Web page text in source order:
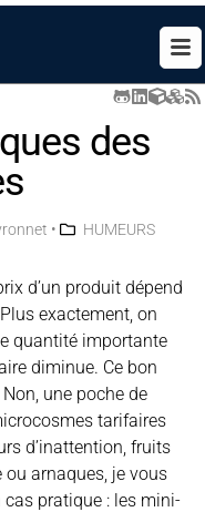
des
• HUMEURS
d’un produit dépend
exactement, on
quantité importante
diminue. Ce bon
une poche de
tarifaires
d’inattention, fruits
ou arnaques, je vous
pratique : les mini-